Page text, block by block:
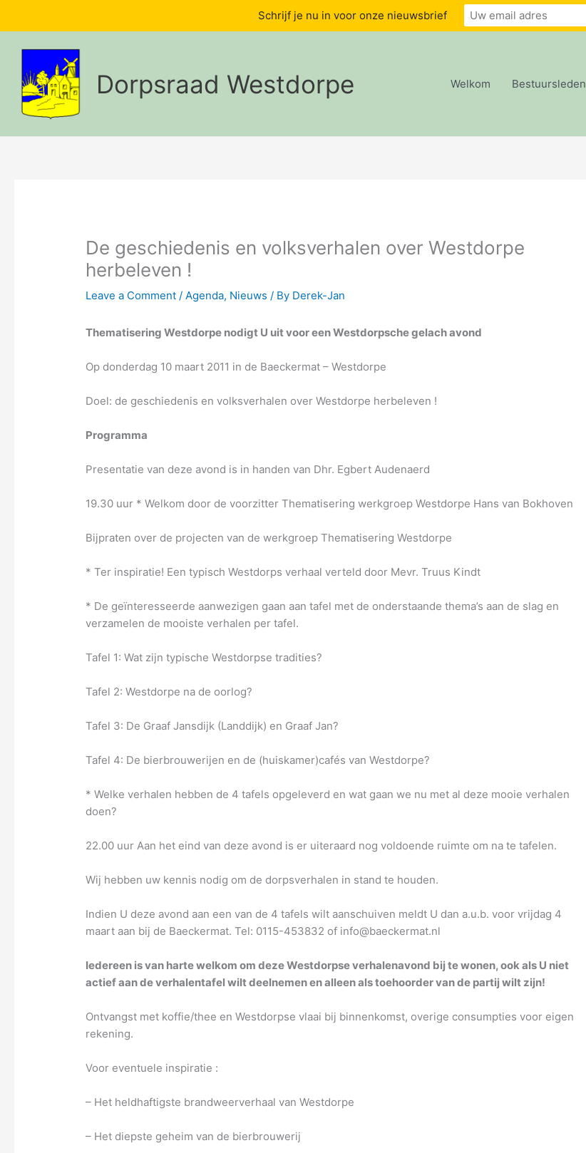
content
Dorpsraad Westdorpe Welkom Bestuursleden
De geschiedenis en volksverhalen over Westdorpe
herbeleven !
Leave a Comment /Agenda, Nieuws / By Derek-Jan
Thematisering Westdorpe nodigt U uit voor een Westdorpsche gelach avond
Op donderdag 10 maart 2011 in de Baeckermat – Westdorpe
Doel: de geschiedenis en volksverhalen over Westdorpe herbeleven !
Programma
Presentatie van deze avond is in handen van Dhr. Egbert Audenaerd
19.30 uur * Welkom door de voorzitter Thematisering werkgroep Westdorpe Hans van Bokhoven
Bijpraten over de projecten van de werkgroep Thematisering Westdorpe
* Ter inspiratie! Een typisch Westdorps verhaal verteld door Mevr. Truus Kindt
* De geïnteresseerde aanwezigen gaan aan tafel met de onderstaande thema’s aan de slag en
verzamelen de mooiste verhalen per tafel.
Tafel 1: Wat zijn typische Westdorpse tradities?
Tafel 2: Westdorpe na de oorlog?
Tafel 3: De Graaf Jansdijk (Landdijk) en Graaf Jan?
Tafel 4: De bierbrouwerijen en de (huiskamer)cafés van Westdorpe?
* Welke verhalen hebben de 4 tafels opgeleverd en wat gaan we nu met al deze mooie verhalen
doen?
22.00 uur Aan het eind van deze avond is er uiteraard nog voldoende ruimte om na te tafelen.
Wij hebben uw kennis nodig om de dorpsverhalen in stand te houden.
Indien U deze avond aan een van de 4 tafels wilt aanschuiven meldt U dan a.u.b. voor vrijdag 4
maart aan bij de Baeckermat. Tel: 0115-453832 of info@baeckermat.nl
Iedereen is van harte welkom om deze Westdorpse verhalenavond bij te wonen, ook als U niet
actief aan de verhalentafel wilt deelnemen en alleen als toehoorder van de partij wilt zijn!
Ontvangst met koffie/thee en Westdorpse vlaai bij binnenkomst, overige consumpties voor eigen
rekening.
Voor eventuele inspiratie :
– Het heldhaftigste brandweerverhaal van Westdorpe
– Het diepste geheim van de bierbrouwerij
Schrijf je nu in voor onze nieuwsbrief